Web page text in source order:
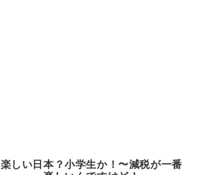
楽しい日本？小学生か！〜減税が一番